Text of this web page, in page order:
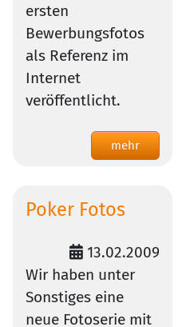
ersten
Bewerbungsfotos
als Referenz im
Internet
veröffentlicht.
mehr
Poker Fotos
13.02.2009
Wir haben unter
Sonstiges eine
neue Fotoserie mit